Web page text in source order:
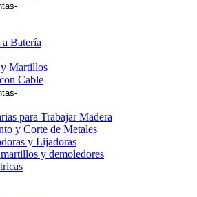
a Batería
Martillos
Cable
para Trabajar Madera
y Corte de Metales
y Lijadoras
y demoledores